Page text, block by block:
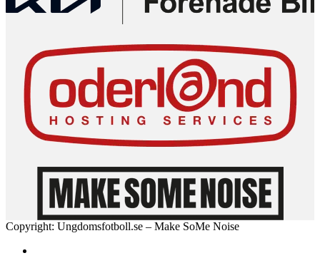
Copyright: Ungdomsfotboll.se – Make SoMe Noise